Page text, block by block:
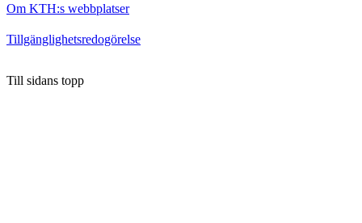
Om KTH:s webbplatser
Tillgänglighetsredogörelse
Till sidans topp